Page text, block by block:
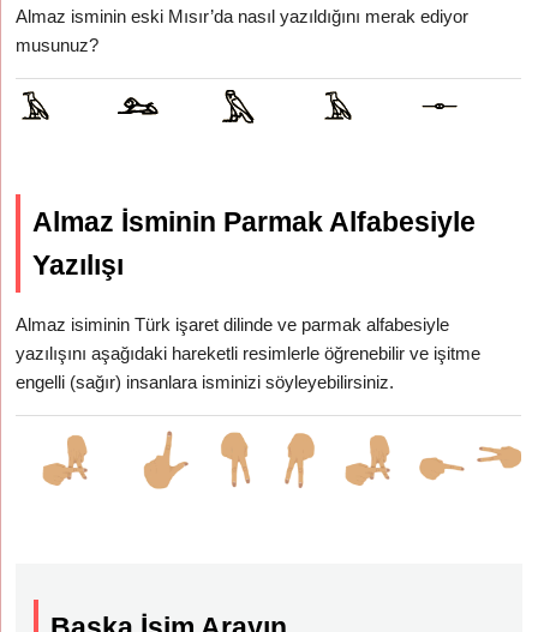
Almaz isminin eski Mısır’da nasıl yazıldığını merak ediyor
musunuz?
Almaz İsminin Parmak Alfabesiyle
Yazılışı
Almaz isiminin Türk işaret dilinde ve parmak alfabesiyle
yazılışını aşağıdaki hareketli resimlerle öğrenebilir ve işitme
engelli (sağır) insanlara isminizi söyleyebilirsiniz.